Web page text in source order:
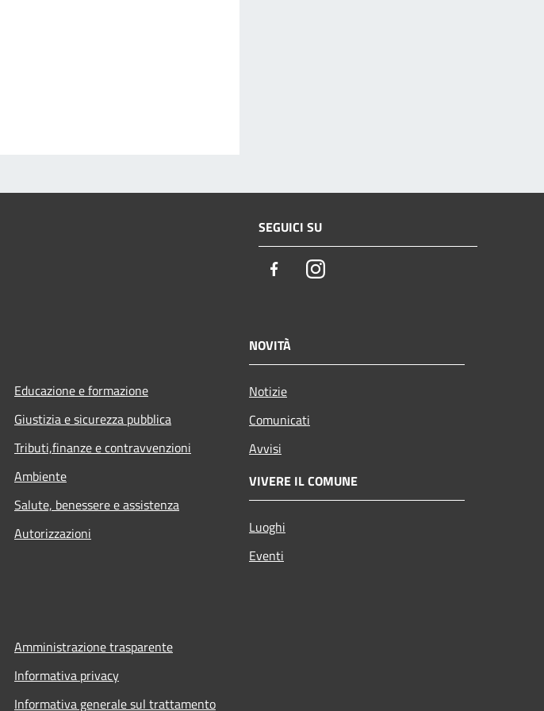
SEGUICI SU
FacebookInstagram
Educazione e formazione
Giustizia e sicurezza pubblica
Tributi,finanze e contravvenzioni
Ambiente
Salute, benessere e assistenza
Autorizzazioni
NOVITÀ
Notizie
Comunicati
Avvisi
VIVERE IL COMUNE
Luoghi
Eventi
Amministrazione trasparente
Informativa privacy
Informativa generale sul trattamento